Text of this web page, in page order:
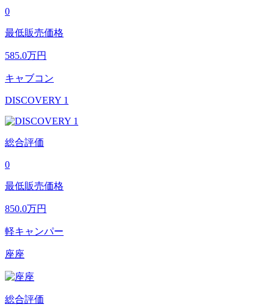
0
最低販売価格
585.0万円
キャブコン
DISCOVERY 1
総合評価
0
最低販売価格
850.0万円
軽キャンパー
座座
総合評価